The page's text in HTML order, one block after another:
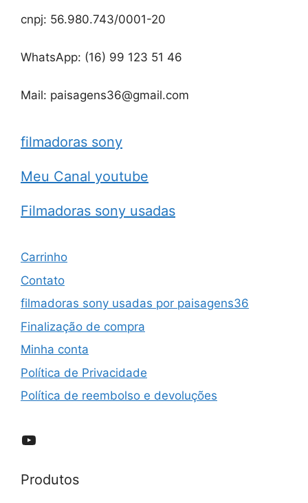
cnpj: 56.980.743/0001-20
WhatsApp: (16) 99 123 51 46
Mail: paisagens36@gmail.com
filmadoras sony
Meu Canal youtube
Filmadoras sony usadas
Carrinho
Contato
filmadoras sony usadas por paisagens36
Finalização de compra
Minha conta
Política de Privacidade
Política de reembolso e devoluções
YouTube
Produtos